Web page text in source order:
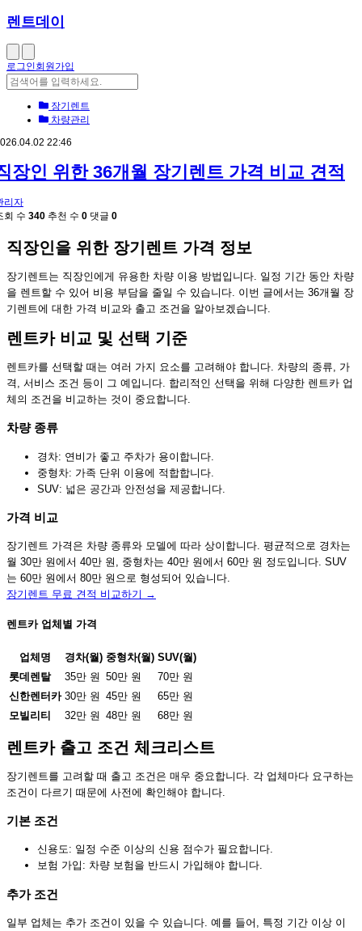
렌트데이
로그인회원가입
장기렌트
차량관리
22:46
장인 위한 36개월 장기렌트 가격 비교 견적
리자
회 수 340 추천 수 0 댓글 0
직장인을 위한 장기렌트 가격 정보
장기렌트는 직장인에게 유용한 차량 이용 방법입니다. 일정 기간 동안 차량
을 렌트할 수 있어 비용 부담을 줄일 수 있습니다. 이번 글에서는 36개월 장
기렌트에 대한 가격 비교와 출고 조건을 알아보겠습니다.
렌트카 비교 및 선택 기준
렌트카를 선택할 때는 여러 가지 요소를 고려해야 합니다. 차량의 종류, 가
격, 서비스 조건 등이 그 예입니다. 합리적인 선택을 위해 다양한 렌트카 업
체의 조건을 비교하는 것이 중요합니다.
차량 종류
경차: 연비가 좋고 주차가 용이합니다.
중형차: 가족 단위 이용에 적합합니다.
SUV: 넓은 공간과 안전성을 제공합니다.
가격 비교
장기렌트 가격은 차량 종류와 모델에 따라 상이합니다. 평균적으로 경차는
월 30만 원에서 40만 원, 중형차는 40만 원에서 60만 원 정도입니다. SUV
는 60만 원에서 80만 원으로 형성되어 있습니다.
장기렌트 무료 견적 비교하기 →
렌트카 업체별 가격
업체명 경차(월) 중형차(월) SUV(월)
롯데렌탈
35만 원 50만 원
70만 원
신한렌터카 30만 원 45만 원
65만 원
모빌리티
32만 원 48만 원 68만 원
렌트카 출고 조건 체크리스트
장기렌트를 고려할 때 출고 조건은 매우 중요합니다. 각 업체마다 요구하는
조건이 다르기 때문에 사전에 확인해야 합니다.
기본 조건
신용도: 일정 수준 이상의 신용 점수가 필요합니다.
보험 가입: 차량 보험을 반드시 가입해야 합니다.
추가 조건
일부 업체는 추가 조건이 있을 수 있습니다. 예를 들어, 특정 기간 이상 이